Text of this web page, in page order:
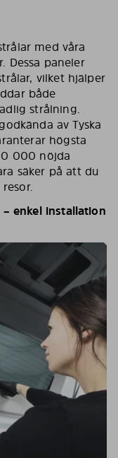
med våra
Dessa paneler
vilket hjälper
både
strålning.
av Tyska
högsta
000 nöjda
säker på att du
enkel installation